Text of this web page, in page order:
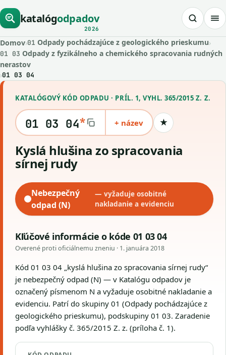
katalógodpadov
2026
Domov›01 Odpady pochádzajúce z geologického prieskumu›
01 03 Odpady z fyzikálneho a chemického spracovania rudných
nerastov
›01 03 04
KATALÓGOVÝ KÓD ODPADU · PRÍL. 1, VYHL. 365/2015 Z. Z.
01 03 04* + název ★Uložiť kód
kyslá hlušina zo spracovania
sírnej rudy
Nebezpečný
odpad (N)
— vyžaduje osobitné
nakladanie a evidenciu
Kľúčové informácie o kóde 01 03 04
Overené proti oficiálnemu zneniu · 1. januára 2018
Kód 01 03 04 „kyslá hlušina zo spracovania sírnej rudy“
je nebezpečný odpad (N) — v Katalógu odpadov je
označený písmenom N a vyžaduje osobitné nakladanie a
evidenciu. Patrí do skupiny 01 (Odpady pochádzajúce z
geologického prieskumu), podskupiny 01 03. Zaradenie
podľa vyhlášky č. 365/2015 Z. z. (príloha č. 1).